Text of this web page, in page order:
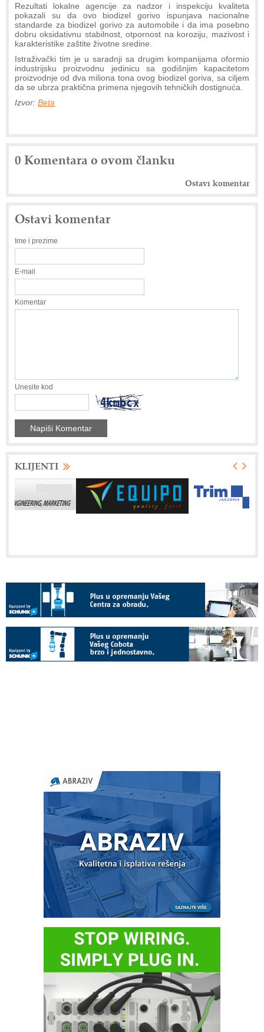
Rezultati lokalne agencije za nadzor i inspekciju kvaliteta
pokazali su da ovo biodizel gorivo ispunjava nacionalne
standarde za biodizel gorivo za automobile i da ima posebno
dobru oksidativnu stabilnost, otpornost na koroziju, mazivost i
karakteristike zaštite životne sredine.
Istraživački tim je u saradnji sa drugim kompanijama oformio
industrijsku proizvodnu jedinicu sa godišnjim kapacitetom
proizvodnje od dva miliona tona ovog biodizel goriva, sa ciljem
da se ubrza praktična primena njegovih tehničkih dostignuća.
Izvor: Beta
0 Komentara o ovom članku
Ostavi komentar
Ostavi komentar
Ime i prezime
E-mail
Komentar
Unesite kod
KLIJENTI